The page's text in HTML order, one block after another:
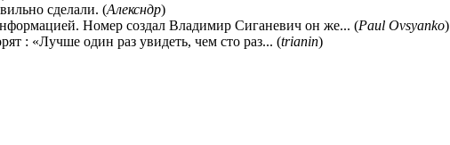
сделали. (Алексндр)
Номер создал Владимир Сиганевич он же... (Paul Ovsyanko)
: «Лучше один раз увидеть, чем сто раз... (trianin)